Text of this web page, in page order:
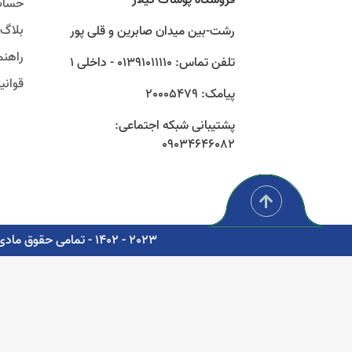
رشت-بین میدان صابرین و قلی پور
تلفن تماس: 01391011110 - داخلی 1
پیامک: 20005479
پشتیبانی شبکه اجتماعی:
09034646082
بلاگ
2023 - 1402 - تمامی حقوق مادی و معنوی برای شرکت پوشاک سبز گستر گیلار محفوظ است. - مشاوره، پشتیبانی و طراحی اتوماسیون دیجیتال: